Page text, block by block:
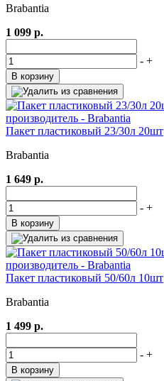
Brabantia
1 099 р.
- +
В корзину
Пакет пластиковый 23/30л 20шт
Brabantia
1 649 р.
- +
В корзину
Пакет пластиковый 50/60л 10шт
Brabantia
1 499 р.
- +
В корзину